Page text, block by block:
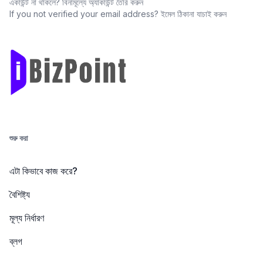
If you not verified your email address? ইমেল ঠিকানা যাচাই করুন
শুরু করা
এটা কিভাবে কাজ করে?
বৈশিষ্ট্য
মূল্য নির্ধারণ
ব্লগ